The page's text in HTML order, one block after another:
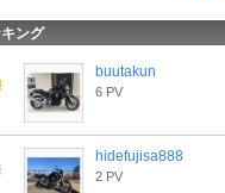
ング
buutakun
6 PV
hidefujisa888
2 PV